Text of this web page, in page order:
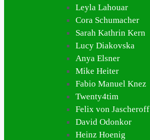
Leyla Lahouar
Cora Schumacher
Sarah Kathrin Kern
Lucy Diakovska
Anya Elsner
Mike Heiter
Fabio Manuel Knez
Twenty4tim
Felix von Jascheroff
David Odonkor
Heinz Hoenig